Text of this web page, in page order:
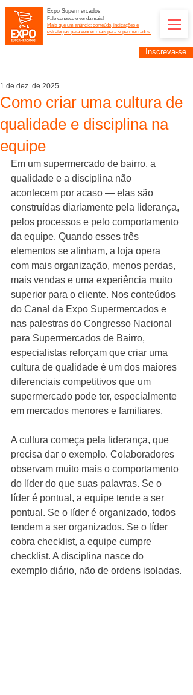
Expo Supermercados
Fale conosco e venda mais!
Mais que um anúncio: conteúdo, indicações e
estratégias para vender mais para supermercados.
Inscreva-se
Como criar uma cultura de
qualidade e disciplina na
equipe
1 de dez. de 2025
Em um supermercado de bairro, a
qualidade e a disciplina não
acontecem por acaso — elas são
construídas diariamente pela liderança,
pelos processos e pelo comportamento
da equipe. Quando esses três
elementos se alinham, a loja opera
com mais organização, menos perdas,
mais vendas e uma experiência muito
superior para o cliente. Nos conteúdos
do Canal da Expo Supermercados e
nas palestras do Congresso Nacional
para Supermercados de Bairro,
especialistas reforçam que criar uma
cultura de qualidade é um dos maiores
diferenciais competitivos que um
supermercado pode ter, especialmente
em mercados menores e familiares.
A cultura começa pela liderança, que
precisa dar o exemplo. Colaboradores
observam muito mais o comportamento
do líder do que suas palavras. Se o
líder é pontual, a equipe tende a ser
pontual. Se o líder é organizado, todos
tendem a ser organizados. Se o líder
cobra checklist, a equipe cumpre
checklist. A disciplina nasce do
exemplo diário, não de ordens isoladas.